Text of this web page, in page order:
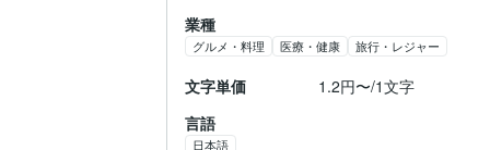
業種
グルメ・料理 医療・健康 旅行・レジャー
文字単価
1.2円〜/1文字
言語
日本語